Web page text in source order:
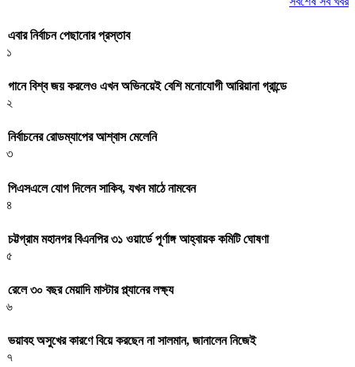
এবার নির্বাচন পেছানোর প্রস্তাব
১
গানে বিশ্ব জয় করলেও এখন অভিনয়েই বেশি মনোযোগী আরিয়ানা গ্রান্ডে
২
নির্বাচনের রোডম্যাপের আশ্বাস মেলেনি
৩
পিএসএলে যোগ দিলেন সাকিব, যখন মাঠে নামবেন
৪
চট্টগ্রাম মহানগর বিএনপির ৩১ ওয়ার্ডে পূর্ণাঙ্গ আহ্বায়ক কমিটি ঘোষণা
৫
রেলে ৩০ বছর মেয়াদি মাস্টার প্ল্যানের লক্ষ্য
৬
ভয়াবহ অসুখের কারণে বিয়ে করছেন না সালমান, জানালেন নিজেই
৭